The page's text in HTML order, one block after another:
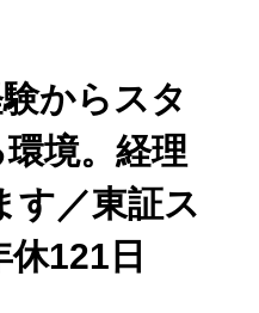
からスタ
境。経理
す／東証ス
121日